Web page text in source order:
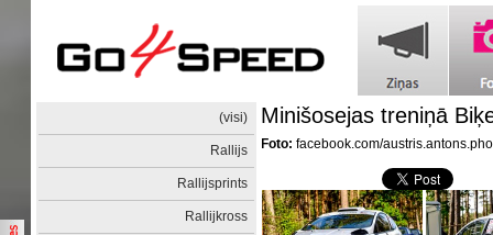
(visi)
Rallijs
Rallijsprints
Rallijkross
Minišosejas treniņā
Foto: facebook.com/